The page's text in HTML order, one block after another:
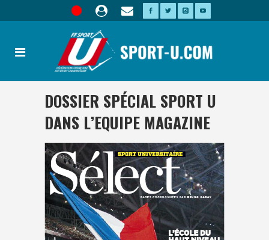
DOSSIER SPÉCIAL SPORT U
DANS L’EQUIPE MAGAZINE